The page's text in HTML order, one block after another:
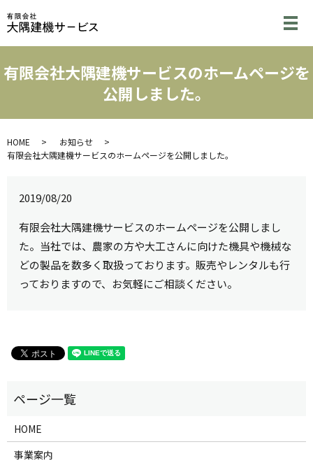
メ
有限会社大隅建機サービスのホームページを
公開しました。
HOME
お知らせ
有限会社大隅建機サービスのホームページを公開しました。
2019/08/20
有限会社大隅建機サービスのホームページを公開しまし
た。当社では、農家の方や大工さんに向けた機具や機械な
どの製品を数多く取扱っております。販売やレンタルも行
っておりますので、お気軽にご相談ください。
HOME
事業案内